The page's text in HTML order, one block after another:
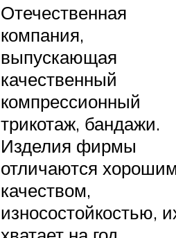
Отечественная
компания,
выпускающая
качественный
компрессионный
трикотаж, бандажи.
Изделия фирмы
отличаются
качеством,
износостойкостью,